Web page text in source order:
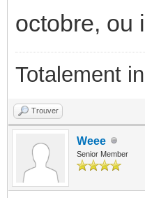
octobre, ou
Totalement
Trouver
Weee
Senior Member